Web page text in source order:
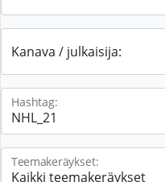
Kanava / julkaisija:
Hashtag:
Teemakeräykset: